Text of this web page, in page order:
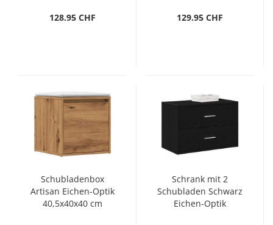
128.95 CHF
129.95 CHF
Schubladenbox
Artisan Eichen-Optik
40,5x40x40 cm
Schrank mit 2
Schubladen Schwarz
Eichen-Optik